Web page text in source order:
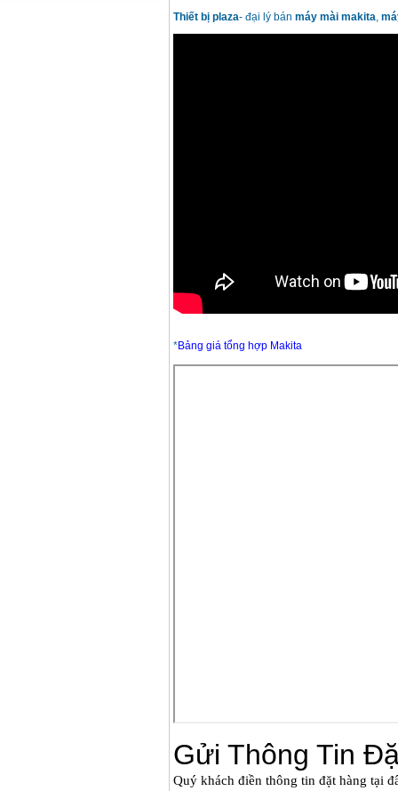
Thiết bị plaza- đại lý bán máy mài makita,
*Bảng giá tổng hợp Makita